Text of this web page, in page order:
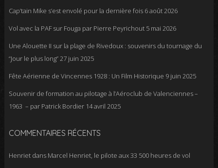
Cap’tain Mike s’est envolé pour la dernière fois 6 août 2026
Vol avec la PAF sur Fouga par Pierre Peyrichout 5 mai 2026
Une Alouette II sur la plage de Rivedoux : souvenirs du tournage du
“Jour le plus long”27 juin 2025
Fête Aérienne de Vincennes 1928 : Un Film Historique 9 juin 2025
Souvenir de formation au pilotage à l’Aéroclub de Valenciennes –
1963 – par Patrick Bordier 14 avril 2025
COMMENTAIRES RÉCENTS
Henrietdans Marcel Henriet, le pilote aux 33 500 heures de vol